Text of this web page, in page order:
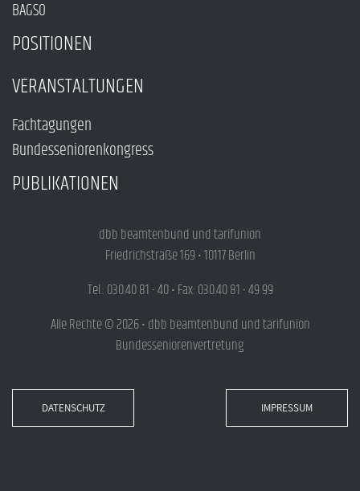
BAGSO
POSITIONEN
VERANSTALTUNGEN
Fachtagungen
Bundesseniorenkongress
PUBLIKATIONEN
dbb beamtenbund und tarifunion
Friedrichstraße 169 • 10117 Berlin
Tel.: 030.40 81 - 40 • Fax: 030.40 81 - 49 99
Alle Rechte © 2026 • dbb beamtenbund und tarifunion
Bundesseniorenvertretung
DATENSCHUTZ IMPRESSUM